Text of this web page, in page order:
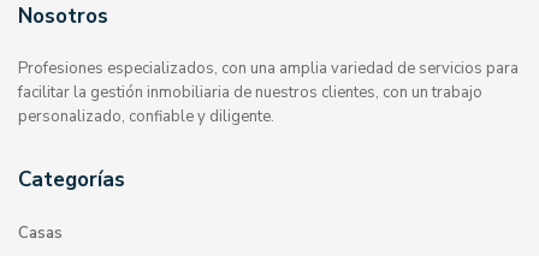
Nosotros
Profesiones especializados, con una amplia variedad de servicios para
facilitar la gestión inmobiliaria de nuestros clientes, con un trabajo
personalizado, confiable y diligente.
Categorías
Casas